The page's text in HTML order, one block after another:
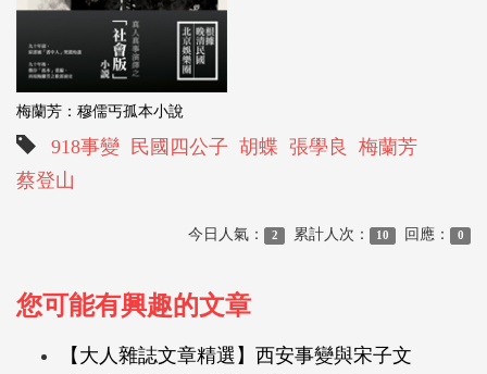
梅蘭芳：穆儒丐孤本小說
918事變 民國四公子 胡蝶 張學良
梅蘭芳
蔡登山
今日人氣： 2 累計人次： 10 回應： 0
您可能有興趣的文章
【大人雜誌文章精選】西安事變與宋子文